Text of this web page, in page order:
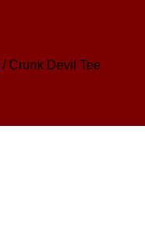
/ Crunk Devil Tee